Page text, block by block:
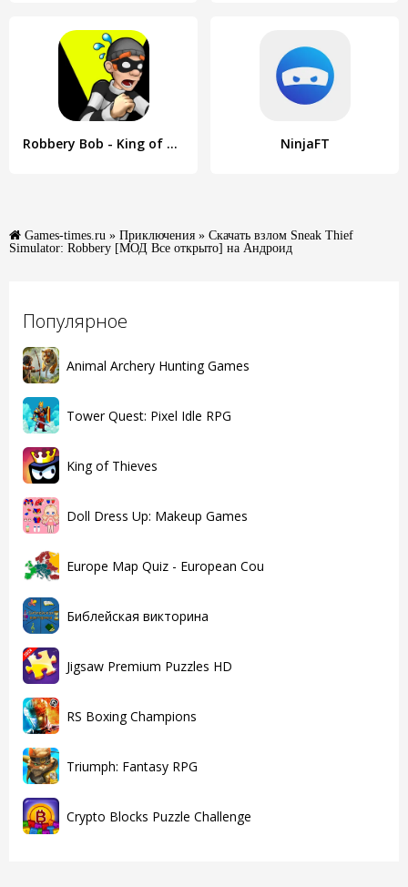
Популярное
Animal Archery Hunting Games
Tower Quest: Pixel Idle RPG
King of Thieves
Doll Dress Up: Makeup Games
Europe Map Quiz - European Cou
Библейская викторина
Jigsaw Premium Puzzles HD
RS Boxing Champions
Triumph: Fantasy RPG
Crypto Blocks Puzzle Challenge
Robbery Bob - King of Sneak NinjaFT
Games-times.ru » Приключения » Скачать взлом Sneak Thief
Simulator: Robbery [МОД Все открыто] на Андроид